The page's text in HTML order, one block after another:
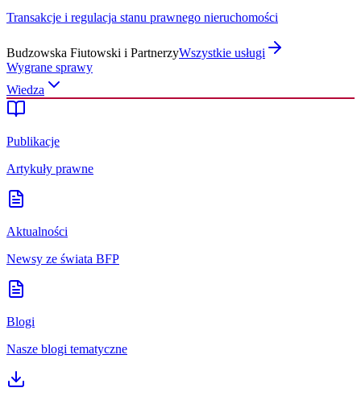
Transakcje i regulacja stanu prawnego nieruchomości
Budzowska Fiutowski i PartnerzyWszystkie usługi
Wygrane sprawy
Wiedza
Publikacje
Artykuły prawne
Aktualności
Newsy ze świata BFP
Blogi
Nasze blogi tematyczne